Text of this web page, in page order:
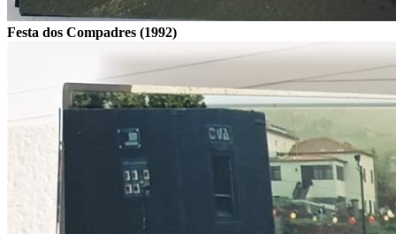
Festa dos Compadres (1992)